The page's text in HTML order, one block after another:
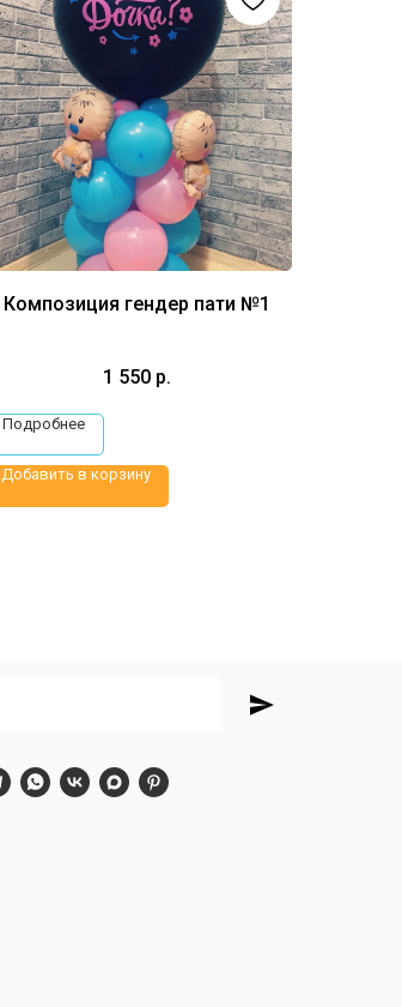
Композиция гендер пати №1
1 550 р.
Подробнее
Добавить в корзину